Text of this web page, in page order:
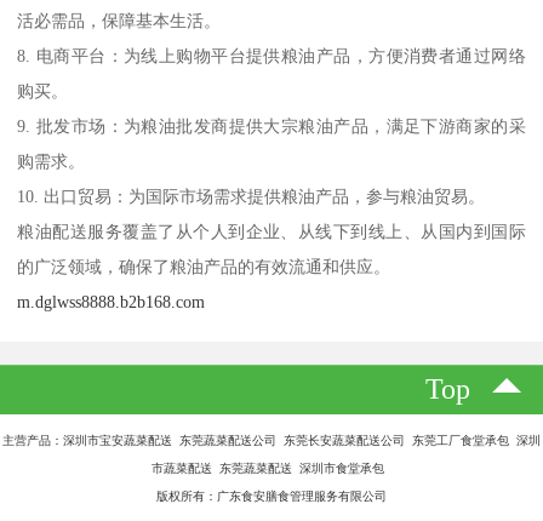
活必需品，保障基本生活。
8. 电商平台：为线上购物平台提供粮油产品，方便消费者通过网络
购买。
9. 批发市场：为粮油批发商提供大宗粮油产品，满足下游商家的采
购需求。
10. 出口贸易：为国际市场需求提供粮油产品，参与粮油贸易。
粮油配送服务覆盖了从个人到企业、从线下到线上、从国内到国际
的广泛领域，确保了粮油产品的有效流通和供应。
m.dglwss8888.b2b168.com
Top
主营产品：深圳市宝安蔬菜配送 东莞蔬菜配送公司 东莞长安蔬菜配送公司 东莞工厂食堂承包 深圳
市蔬菜配送 东莞蔬菜配送 深圳市食堂承包
版权所有：广东食安膳食管理服务有限公司